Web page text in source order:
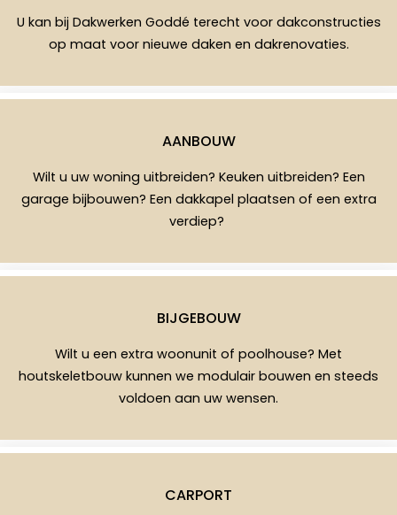
U kan bij Dakwerken Goddé terecht voor dakconstructies
op maat voor nieuwe daken en dakrenovaties.
AANBOUW
Wilt u uw woning uitbreiden? Keuken uitbreiden? Een
garage bijbouwen? Een dakkapel plaatsen of een extra
verdiep?
BIJGEBOUW
Wilt u een extra woonunit of poolhouse? Met
houtskeletbouw kunnen we modulair bouwen en steeds
voldoen aan uw wensen.
CARPORT